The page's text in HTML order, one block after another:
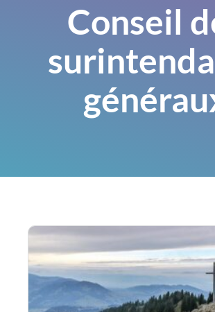
Conseil